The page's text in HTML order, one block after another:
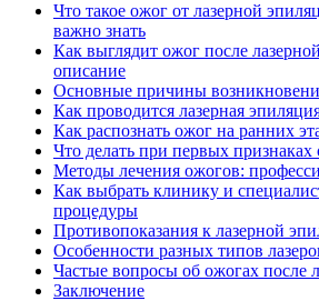
Что такое ожог от лазерной
важно знать
Как выглядит ожог после
описание
Основные причины
Как проводится лазерная
Как распознать ожог на ранних
Что делать при первых признаках
Методы лечения ожогов:
Как выбрать клинику и
процедуры
Противопоказания к лазерной
Особенности разных типов
Частые вопросы об ожогах после
Заключение